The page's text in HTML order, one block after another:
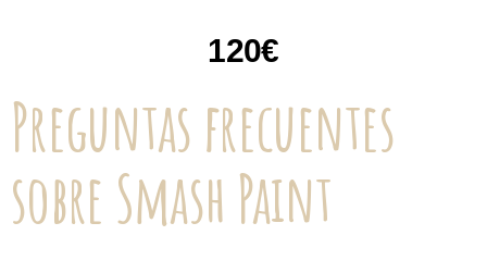
120€
Preguntas frecuentes
sobre Smash Paint